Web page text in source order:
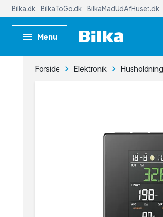
Bilka.dk BilkaToGo.dk BilkaMadUdAfHuset.dk
Menu
Forside Elektronik Husholdning